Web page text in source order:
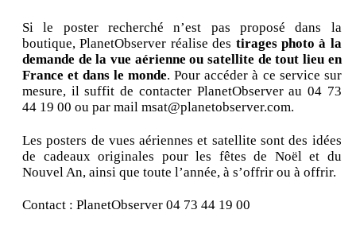
Si le poster recherché n’est pas proposé dans la
boutique, PlanetObserver réalise des tirages photo à la
demande de la vue aérienne ou satellite de tout lieu en
France et dans le monde. Pour accéder à ce service sur
mesure, il suffit de contacter PlanetObserver au 04 73
44 19 00 ou par mail msat@planetobserver.com.
Les posters de vues aériennes et satellite sont des idées
de cadeaux originales pour les fêtes de Noël et du
Nouvel An, ainsi que toute l’année, à s’offrir ou à offrir.
Contact : PlanetObserver 04 73 44 19 00